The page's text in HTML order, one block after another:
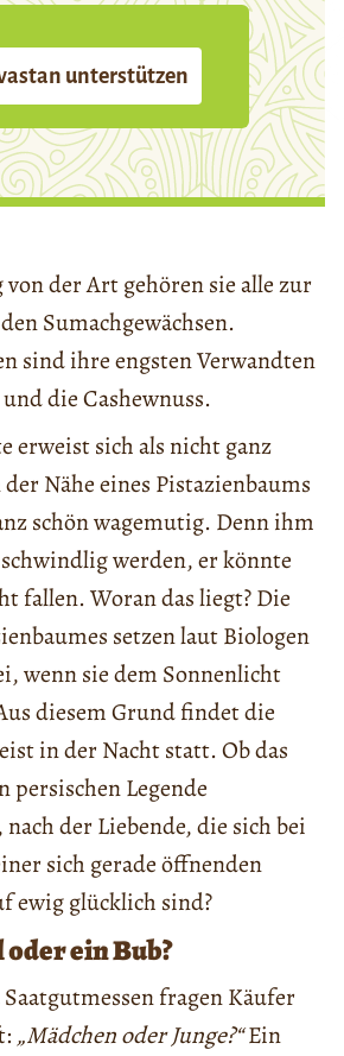
unterstützen
der Art gehören sie alle zur
Sumachgewächsen.
sind ihre engsten Verwandten
die Cashewnuss.
erweist sich als nicht ganz
Nähe eines Pistazienbaums
schön wagemutig. Denn ihm
werden, er könnte
fallen. Woran das liegt? Die
setzen laut Biologen
wenn sie dem Sonnenlicht
diesem Grund findet die
in der Nacht statt. Ob das
Legende
der Liebende, die sich bei
sich gerade öffnenden
ewig glücklich sind?
oder ein Bub?
fragen Käufer
„Mädchen oder Junge?“Ein